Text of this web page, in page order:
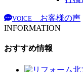
VOICE
お客様の声
INFORMATION
おすすめ情報